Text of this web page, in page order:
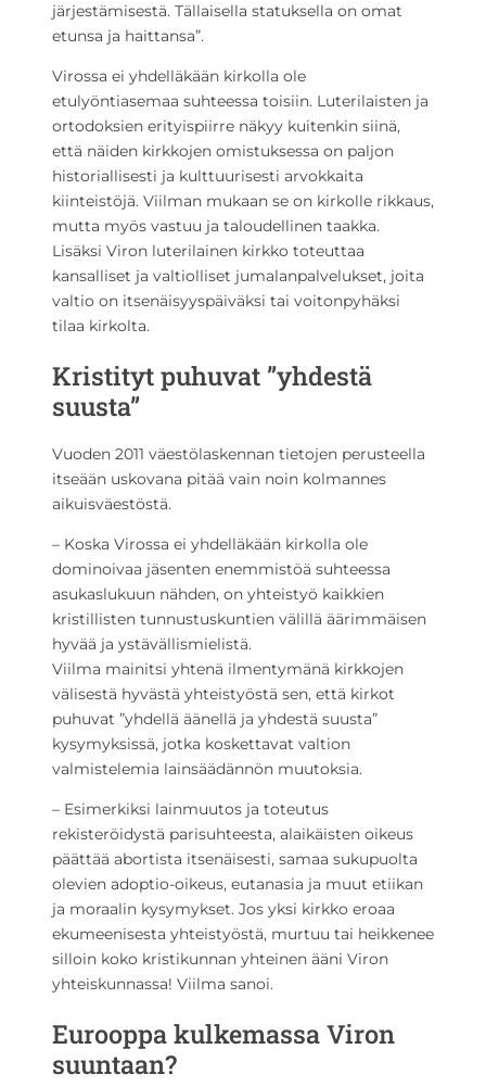
järjestämisestä. Tällaisella statuksella on omat
etunsa ja haittansa”.
Virossa ei yhdelläkään kirkolla ole
etulyöntiasemaa suhteessa toisiin. Luterilaisten ja
ortodoksien erityispiirre näkyy kuitenkin siinä,
että näiden kirkkojen omistuksessa on paljon
historiallisesti ja kulttuurisesti arvokkaita
kiinteistöjä. Viilman mukaan se on kirkolle rikkaus,
mutta myös vastuu ja taloudellinen taakka.
Lisäksi Viron luterilainen kirkko toteuttaa
kansalliset ja valtiolliset jumalanpalvelukset, joita
valtio on itsenäisyyspäiväksi tai voitonpyhäksi
tilaa kirkolta.
Kristityt puhuvat ”yhdestä
suusta”
Vuoden 2011 väestölaskennan tietojen perusteella
itseään uskovana pitää vain noin kolmannes
aikuisväestöstä.
– Koska Virossa ei yhdelläkään kirkolla ole
dominoivaa jäsenten enemmistöä suhteessa
asukaslukuun nähden, on yhteistyö kaikkien
kristillisten tunnustuskuntien välillä äärimmäisen
hyvää ja ystävällismielistä.
Viilma mainitsi yhtenä ilmentymänä kirkkojen
välisestä hyvästä yhteistyöstä sen, että kirkot
puhuvat ”yhdellä äänellä ja yhdestä suusta”
kysymyksissä, jotka koskettavat valtion
valmistelemia lainsäädännön muutoksia.
– Esimerkiksi lainmuutos ja toteutus
rekisteröidystä parisuhteesta, alaikäisten oikeus
päättää abortista itsenäisesti, samaa sukupuolta
olevien adoptio-oikeus, eutanasia ja muut etiikan
ja moraalin kysymykset. Jos yksi kirkko eroaa
ekumeenisesta yhteistyöstä, murtuu tai heikkenee
silloin koko kristikunnan yhteinen ääni Viron
yhteiskunnassa! Viilma sanoi.
Eurooppa kulkemassa Viron
suuntaan?